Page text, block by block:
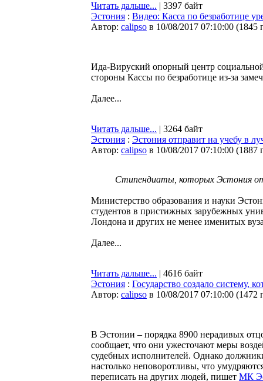
Читать дальше... | 3397 байт
Эстония : Видео: Касса по безработице
Автор: calipso в 10/08/2017 07:10:00 (1845
Ида-Вируский опорный центр
стороны Кассы по безработице из-за
Далее...
Читать дальше... | 3264 байт
Эстония : Эстония отправит на учебу в
Автор: calipso в 10/08/2017 07:10:00 (1887
Стипендиаты, которых Эстония
Министерство образования и науки
студентов в пристижных зарубежных
Лондона и других не менее именитых
Далее...
Читать дальше... | 4616 байт
Эстония : Государство создало систему,
Автор: calipso в 10/08/2017 07:10:00 (1472
В Эстонии – порядка 8900 нерадивых
сообщает, что они ужесточают меры
судебных исполнителей. Однако
настолько неповоротливы, что
переписать на других людей, пишет МК